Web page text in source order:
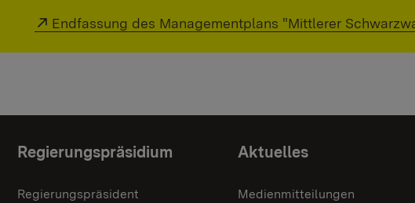
Externer Link:
Endfassung des Managementplans "Mittlerer
Themenübersicht
Regierungspräsidium
Regierungspräsident
Aktuelles
Medienmitteilungen